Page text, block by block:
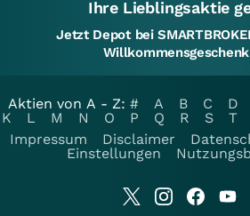
Ihre Lieblingsaktie
Jetzt Depot bei
Aktien von A - Z: # A B C D
K
L M N O P Q R S T
Impressum
Disclaimer
Einstellungen